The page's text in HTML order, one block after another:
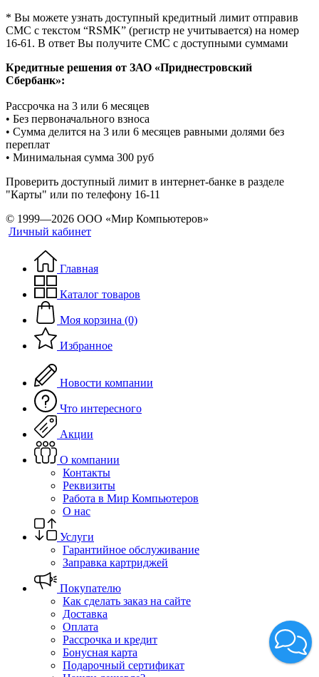
* Вы можете узнать доступный кредитный лимит отправив
СМС с текстом “RSMK” (регистр не учитывается) на номер
16-61. В ответ Вы получите СМС с доступными суммами
Кредитные решения от ЗАО «Приднестровский
Сбербанк»:
Рассрочка на 3 или 6 месяцев
• Без первоначального взноса
• Сумма делится на 3 или 6 месяцев равными долями без
переплат
• Минимальная сумма 300 руб
Проверить доступный лимит в интернет-банке в разделе
"Карты" или по телефону 16-11
© 1999—2026 ООО «Мир Компьютеров»
Личный кабинет
Главная
Каталог товаров
Моя корзина (0)
Избранное
Новости компании
Что интересного
Акции
О компании
Контакты
Реквизиты
Работа в Мир Компьютеров
О нас
Услуги
Гарантийное обслуживание
Заправка картриджей
Покупателю
Как сделать заказ на сайте
Доставка
Оплата
Рассрочка и кредит
Бонусная карта
Подарочный сертификат